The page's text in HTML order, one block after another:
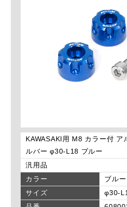
KAWASAKI用 M8 カラー付 ア
ルバー φ30-L18 ブルー
汎用品
カラー
ブルー
サイズ
φ30-